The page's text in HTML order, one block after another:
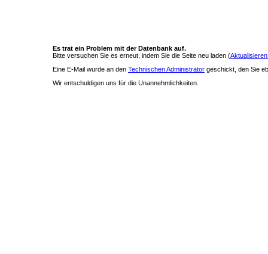
Es trat ein Problem mit der Datenbank auf.
Bitte versuchen Sie es erneut, indem Sie die Seite neu laden (
Eine E-Mail wurde an den Technischen Administrator geschickt, den Sie
Wir entschuldigen uns für die Unannehmlichkeiten.